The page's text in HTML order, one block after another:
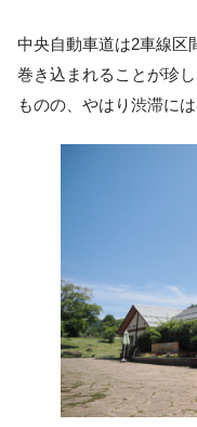
中央自動車道は2車線区
巻き込まれることが珍
ものの、やはり渋滞に